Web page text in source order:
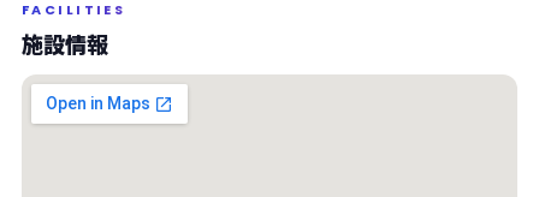
FACILITIES
施設情報